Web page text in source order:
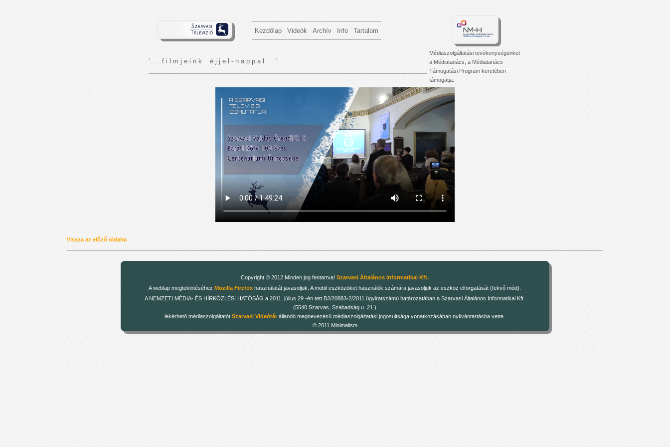
Kezdőlap Videók Archív Info Tartalom
'. . . f i l m j e i n k é j j e l - n a p p a l . . .'
Médiaszolgáltatási tevékenységünket
a Médiatanács, a Médiatanács
Támogatási Program keretében
támogatja.
Vissza az előző oldalra
Copyright © 2012 Minden jog fentartva!Szarvasi Általános Informatikai Kft.
A weblap megtekintéséhezMozilla Firefox használatát javasoljuk. A mobil eszközöket használók számára javasoljuk az eszköz elforgatását (fekvő mód).
A NEMZETI MÉDIA- ÉS HÍRKÖZLÉSI HATÓSÁG a 2011. július 29 -én tett BJ/20883-2/2011 ügyiratszámú határozatában a Szarvasi Általános Informatikai Kft.
(5540 Szarvas, Szabadság u. 21.)
lekérhető médiaszolgáltatótSzarvasi Videótár állandó megnevezésű médiaszolgáltatási jogosultsága vonatkozásában nyílvántartásba vette.
© 2011 Minimalism